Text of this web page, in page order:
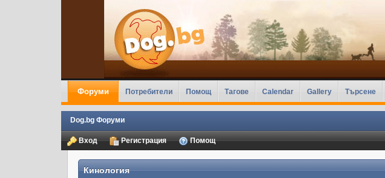
Форуми Потребители Помощ Тагове Calendar Gallery Търсене
Dog.bg Форуми
Вход Регистрация Помощ
Кинология